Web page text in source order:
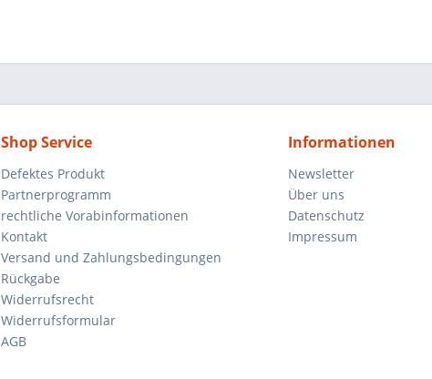
Shop Service
Defektes Produkt
Partnerprogramm
rechtliche Vorabinformationen
Kontakt
Versand und Zahlungsbedingungen
Rückgabe
Widerrufsrecht
Widerrufsformular
AGB
Informationen
Newsletter
Über uns
Datenschutz
Impressum